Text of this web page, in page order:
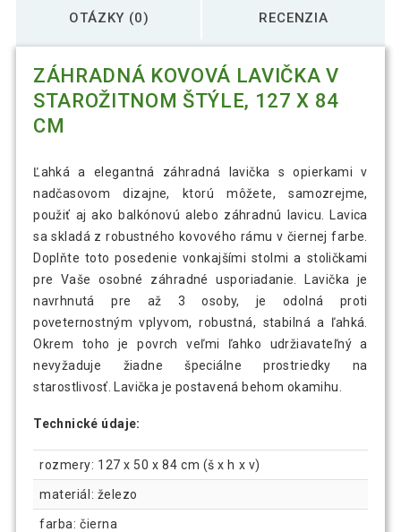
OTÁZKY (0) RECENZIA
ZÁHRADNÁ KOVOVÁ LAVIČKA V
STAROŽITNOM ŠTÝLE, 127 X 84
CM
Ľahká a elegantná záhradná lavička s opierkami v
nadčasovom dizajne, ktorú môžete, samozrejme,
použiť aj ako balkónovú alebo záhradnú lavicu. Lavica
sa skladá z robustného kovového rámu v čiernej farbe.
Doplňte toto posedenie vonkajšími stolmi a stoličkami
pre Vaše osobné záhradné usporiadanie. Lavička je
navrhnutá pre až 3 osoby, je odolná proti
poveternostným vplyvom, robustná, stabilná a ľahká.
Okrem toho je povrch veľmi ľahko udržiavateľný a
nevyžaduje žiadne špeciálne prostriedky na
starostlivosť. Lavička je postavená behom okamihu.
Technické údaje:
rozmery: 127 x 50 x 84 cm (š x h x v)
materiál: železo
farba: čierna